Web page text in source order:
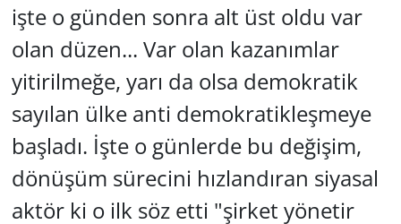
işte o günden sonra alt üst oldu var
olan düzen... Var olan kazanımlar
yitirilmeğe, yarı da olsa demokratik
sayılan ülke anti demokratikleşmeye
başladı. İşte o günlerde bu değişim,
dönüşüm sürecini hızlandıran siyasal
aktör ki o ilk söz etti "şirket yönetir